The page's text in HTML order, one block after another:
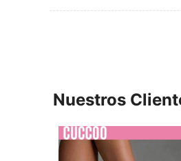
Nuestros